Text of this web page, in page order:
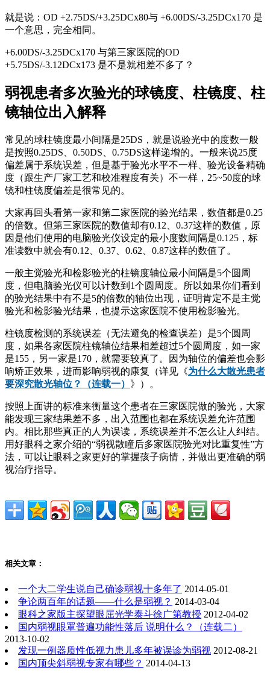
就是说：OD +2.75DS/+3.25DCx80与 +6.00DS/-3.25DCx170 是
一个意思，完全相同。
+6.00DS/-3.25DCx170 与第三家医院的OD
+5.75DS/-3.12DCx173 是不是就相差不多了？
弱视患者多次验光的球镜度、柱镜度、柱
镜轴位出入解释
常见的球柱镜度最小间隔是25DS，就是说验光中的度数一般
是按照0.25DS、0.50DS、0.75DS这样递增的。一般来说25度
偏差属于系统误差，但是基于验光水平不一样、验光设备精确
度（跟生产厂家工艺和校准程度有关）不一样，25~50度的球
镜和柱镜度偏差是很常见的。
大家再回头看第一家和第二家医院的验光结果，数值都是0.25
的倍数。但第三家医院的数值却有0.12、0.37这样的数值，原
因是他们使用的电脑验光仪设定的最小度数间隔是0.125，标
准读数中就会有0.12、0.37、0.62、0.87这样的数值了。
一般主觉验光和检影验光的柱镜度轴位最小间隔是5个圆周
度，但电脑验光仪可以计数到1个圆周度。所以如果你们看到
的验光结果中有不是5的倍数的轴位出现，证明肯定不是主觉
验光和检影验光结果，也提示这家医院不使用检影验光。
柱镜度检测的系统误差（无法避免的检查误差）是5个圆周
度，如果各家医院柱镜轴位结果相差超过5个圆周度，如一家
是155，另一家是170，就需要较真了。因为轴位的偏差也会影
响矫正效果，进而影响弱视的康复（详见《为什么大散光患者
要深究散光轴位？（连载一） 》）。
按照上面讲的标准来衡量这个患者在三家医院做的验光，大家
能发现三家结果差不多，出入范围也都在系统误差允许范围
内。相比那些真正的人为误读，系统误差并不怎么让人纠结。
用好眼科之家介绍的“弱视散瞳后多家医院验光对比重复性”方
法，可以让眼科之家更好的掌握孩子病情，并做出更准确的弱
视治疗指导。
相关文章：
一个大二学生说自己确诊弱视十多年了 2014-05-01
争论两百年的话题——什么是弱视？ 2014-03-04
眼科之家版主探望眼屈光学泰斗徐广第教授 2012-04-02
国内弱视眼罩普遍功能性落后 说明什么？（连载二）
2013-10-02
发现一例器质性低视力患儿多年被误诊为弱视 2012-08-21
国内顶尖斜弱视专家有哪些？ 2014-04-13